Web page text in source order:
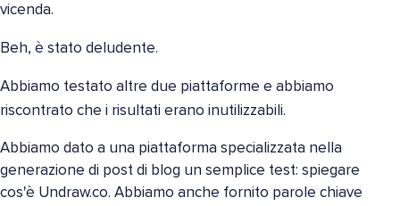
vicenda.
Beh, è stato deludente.
Abbiamo testato altre due piattaforme e abbiamo
riscontrato che i risultati erano inutilizzabili.
Abbiamo dato a una piattaforma specializzata nella
generazione di post di blog un semplice test: spiegare
cos'è Undraw.co. Abbiamo anche fornito parole chiave